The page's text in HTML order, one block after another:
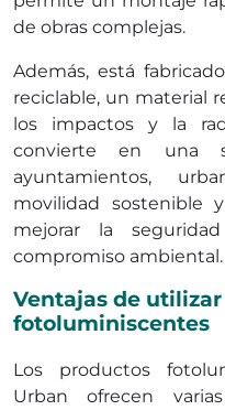
de obras complejas.
Además, está
reciclable, un material
los impactos y la
convierte en una
ayuntamientos,
movilidad sostenible
mejorar la
compromiso ambiental.
Ventajas de
fotoluminiscentes
Los productos
Urban ofrecen